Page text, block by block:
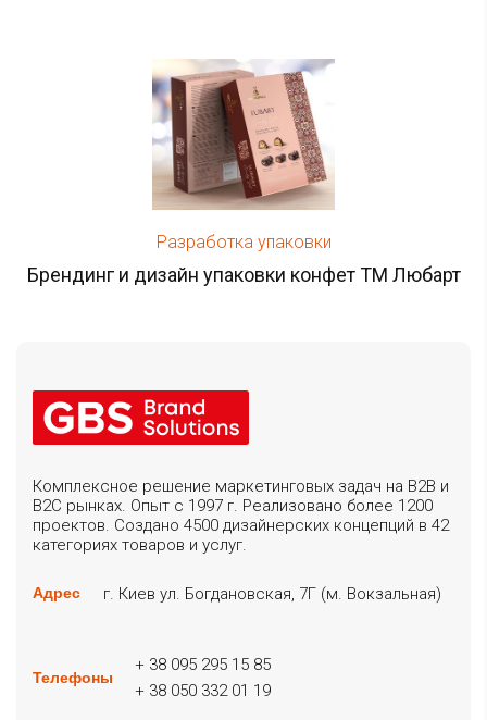
Разработка упаковки
Брендинг и дизайн упаковки конфет ТМ Любарт
Комплексное решение маркетинговых задач на B2B и
B2C рынках. Опыт с 1997 г. Реализовано более 1200
проектов. Создано 4500 дизайнерских концепций в 42
категориях товаров и услуг.
Адрес г. Киев ул. Богдановская, 7Г (м. Вокзальная)
Телефоны
+ 38 095 295 15 85
+ 38 050 332 01 19